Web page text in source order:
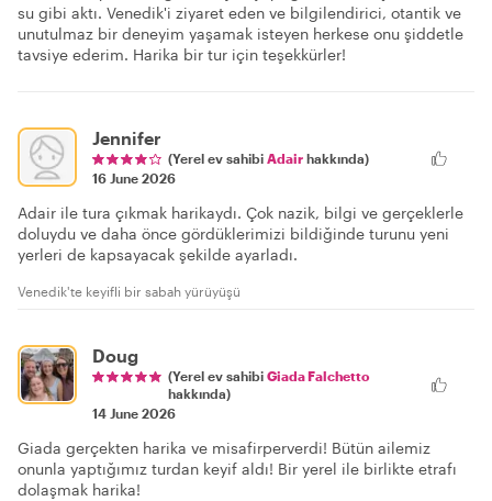
su gibi aktı. Venedik'i ziyaret eden ve bilgilendirici, otantik ve
unutulmaz bir deneyim yaşamak isteyen herkese onu şiddetle
tavsiye ederim. Harika bir tur için teşekkürler!
Jennifer
(Yerel ev sahibi Adair hakkında)
16 June 2026
Adair ile tura çıkmak harikaydı. Çok nazik, bilgi ve gerçeklerle
doluydu ve daha önce gördüklerimizi bildiğinde turunu yeni
yerleri de kapsayacak şekilde ayarladı.
Venedik'te keyifli bir sabah yürüyüşü
Doug
(Yerel ev sahibi Giada Falchetto
hakkında)
14 June 2026
Giada gerçekten harika ve misafirperverdi! Bütün ailemiz
onunla yaptığımız turdan keyif aldı! Bir yerel ile birlikte etrafı
dolaşmak harika!